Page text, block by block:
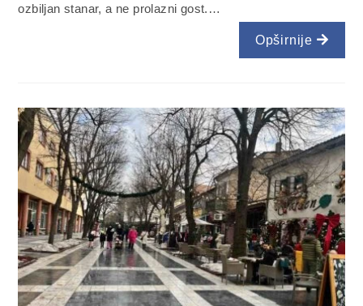
ozbiljan stanar, a ne prolazni gost.…
Opširnije